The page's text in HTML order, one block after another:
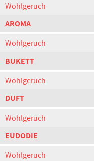
Wohlgeruch
AROMA
Wohlgeruch
BUKETT
Wohlgeruch
DUFT
Wohlgeruch
EUDODIE
Wohlgeruch